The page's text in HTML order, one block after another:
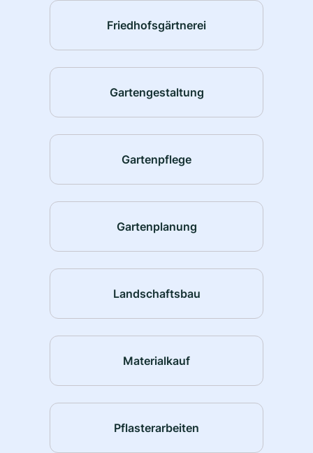
Friedhofsgärtnerei
Gartengestaltung
Gartenpflege
Gartenplanung
Landschaftsbau
Materialkauf
Pflasterarbeiten